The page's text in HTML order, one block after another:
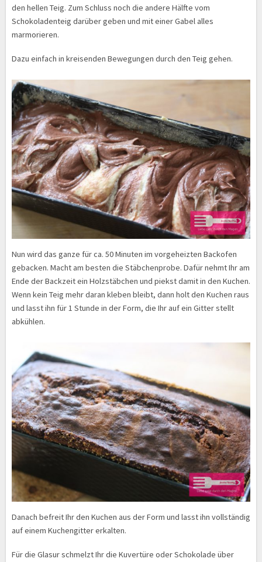
den hellen Teig. Zum Schluss noch die andere Hälfte vom
Schokoladenteig darüber geben und mit einer Gabel alles
marmorieren.
Dazu einfach in kreisenden Bewegungen durch den Teig gehen.
Nun wird das ganze für ca. 50 Minuten im vorgeheizten Backofen
gebacken. Macht am besten die Stäbchenprobe. Dafür nehmt Ihr am
Ende der Backzeit ein Holzstäbchen und piekst damit in den Kuchen.
Wenn kein Teig mehr daran kleben bleibt, dann holt den Kuchen raus
und lasst ihn für 1 Stunde in der Form, die Ihr auf ein Gitter stellt
abkühlen.
Danach befreit Ihr den Kuchen aus der Form und lasst ihn vollständig
auf einem Kuchengitter erkalten.
Für die Glasur schmelzt Ihr die Kuvertüre oder Schokolade über